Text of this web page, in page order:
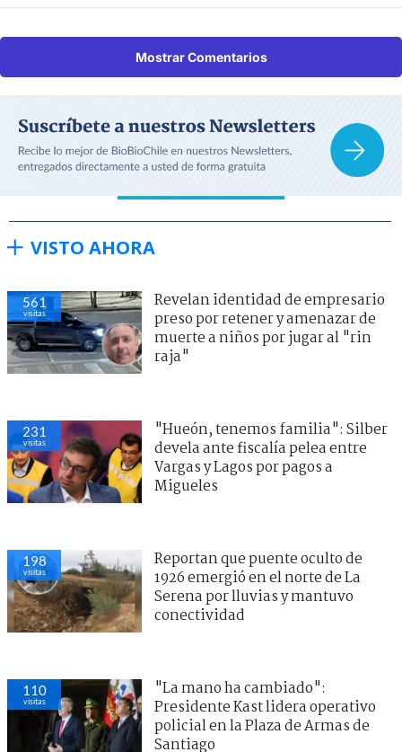
Mostrar Comentarios
VISTO AHORA
561
visitas
Revelan identidad de empresario
preso por retener y amenazar de
muerte a niños por jugar al "rin
raja"
231
visitas
"Hueón, tenemos familia": Silber
devela ante fiscalía pelea entre
Vargas y Lagos por pagos a
Migueles
198
visitas
Reportan que puente oculto de
1926 emergió en el norte de La
Serena por lluvias y mantuvo
conectividad
110
visitas
"La mano ha cambiado":
Presidente Kast lidera operativo
policial en la Plaza de Armas de
Santiago